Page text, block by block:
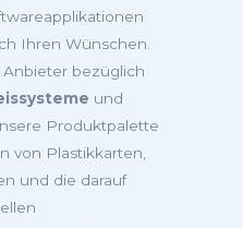
Ihren Wünschen.
bezüglich
und
Produktpalette
von Plastikkarten,
und die darauf